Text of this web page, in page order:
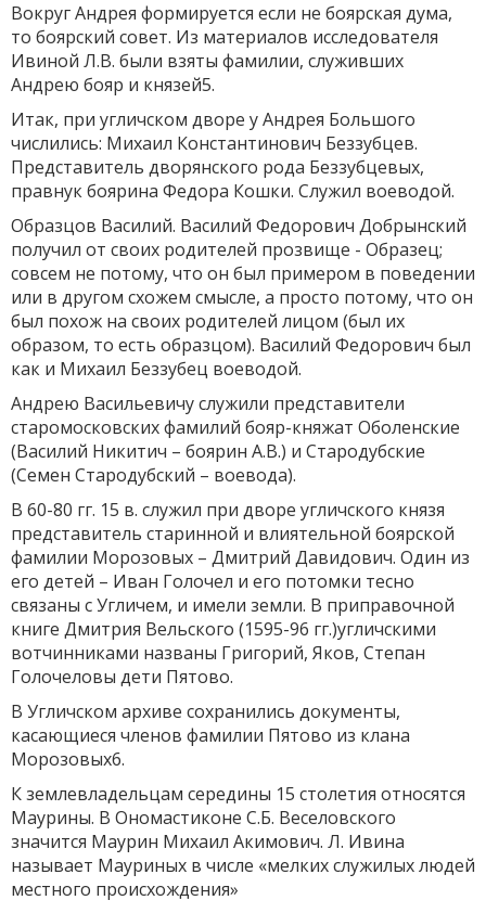
Вокруг Андрея формируется если не боярская дума,
то боярский совет. Из материалов исследователя
Ивиной Л.В. были взяты фамилии, служивших
Андрею бояр и князей5.
Итак, при угличском дворе у Андрея Большого
числились: Михаил Константинович Беззубцев.
Представитель дворянского рода Беззубцевых,
правнук боярина Федора Кошки. Служил воеводой.
Образцов Василий. Василий Федорович Добрынский
получил от своих родителей прозвище - Образец;
совсем не потому, что он был примером в поведении
или в другом схожем смысле, а просто потому, что он
был похож на своих родителей лицом (был их
образом, то есть образцом). Василий Федорович был
как и Михаил Беззубец воеводой.
Андрею Васильевичу служили представители
старомосковских фамилий бояр-княжат Оболенские
(Василий Никитич – боярин А.В.) и Стародубские
(Семен Стародубский – воевода).
В 60-80 гг. 15 в. служил при дворе угличского князя
представитель старинной и влиятельной боярской
фамилии Морозовых – Дмитрий Давидович. Один из
его детей – Иван Голочел и его потомки тесно
связаны с Угличем, и имели земли. В приправочной
книге Дмитрия Вельского (1595-96 гг.)угличскими
вотчинниками названы Григорий, Яков, Степан
Голочеловы дети Пятово.
В Угличском архиве сохранились документы,
касающиеся членов фамилии Пятово из клана
Морозовых6.
К землевладельцам середины 15 столетия относятся
Маурины. В Ономастиконе С.Б. Веселовского
значится Маурин Михаил Акимович. Л. Ивина
называет Мауриных в числе «мелких служилых людей
местного происхождения»